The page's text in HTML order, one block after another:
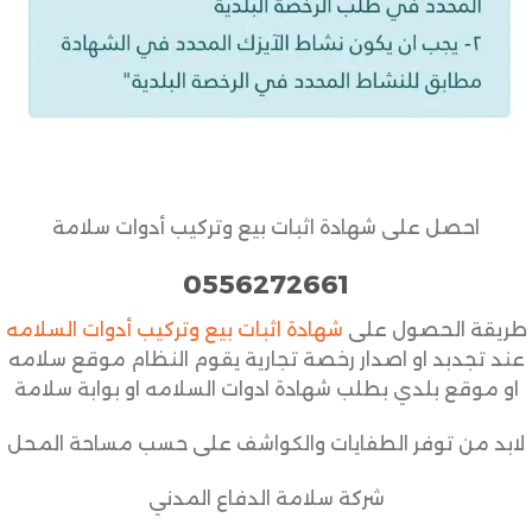
احصل على شهادة اثبات بيع وتركيب أدوات سلامة
0556272661
طريقة الحصول على شهادة اثبات بيع وتركيب أدوات السلامه
عند تجدبد او اصدار رخصة تجارية يقوم النظام موقع سلامه
او موقع بلدي بطلب شهادة ادوات السلامه او بوابة سلامة
لابد من توفر الطفايات والكواشف على حسب مساحة المحل
شركة سلامة الدفاع المدني